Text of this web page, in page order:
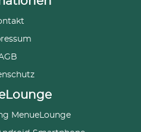
MenueLounge